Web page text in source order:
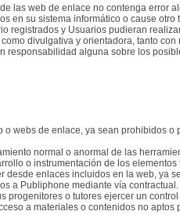
las web de enlace no contenga error
en su sistema informático o cause otro
registrados y Usuarios pudieran
divulgativa y orientadora, tanto
alguna sobre los
webs de enlace, ya sean prohibidos
normal o anormal de las
o instrumentación de los
enlaces incluidos en la web, ya
a Publiphone mediante vía contractual.
o tutores ejercer un
a materiales o contenidos no